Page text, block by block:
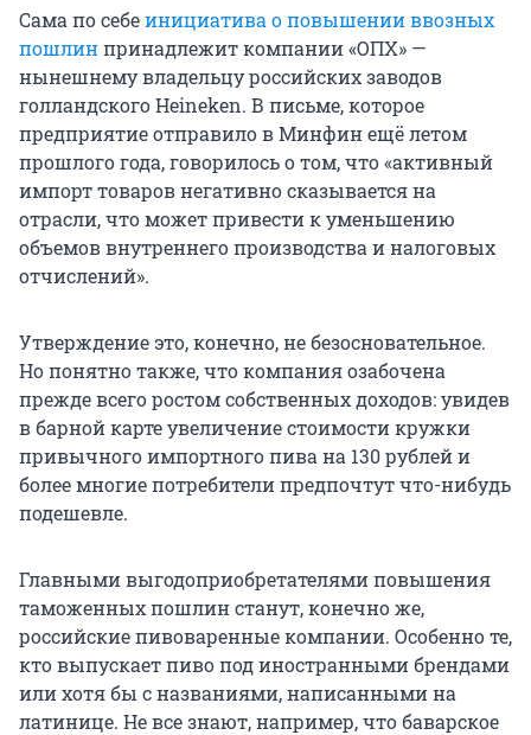
Сама по себеинициатива о повышении ввозных
пошлинпринадлежит компании «ОПХ» —
нынешнему владельцу российских заводов
голландского Heineken. В письме, которое
предприятие отправило в Минфин ещё летом
прошлого года, говорилось о том, что «активный
импорт товаров негативно сказывается на
отрасли, что может привести к уменьшению
объемов внутреннего производства и налоговых
отчислений».
Утверждение это, конечно, не безосновательное.
Но понятно также, что компания озабочена
прежде всего ростом собственных доходов: увидев
в барной карте увеличение стоимости кружки
привычного импортного пива на 130 рублей и
более многие потребители предпочтут что-нибудь
подешевле.
Главными выгодоприобретателями повышения
таможенных пошлин станут, конечно же,
российские пивоваренные компании. Особенно те,
кто выпускает пиво под иностранными брендами
или хотя бы с названиями, написанными на
латинице. Не все знают, например, что баварское